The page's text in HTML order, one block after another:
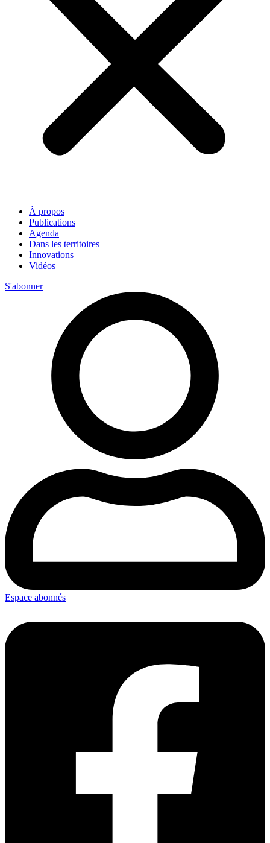
À propos
Publications
Agenda
Dans les territoires
Innovations
Vidéos
S'abonner
Espace abonnés